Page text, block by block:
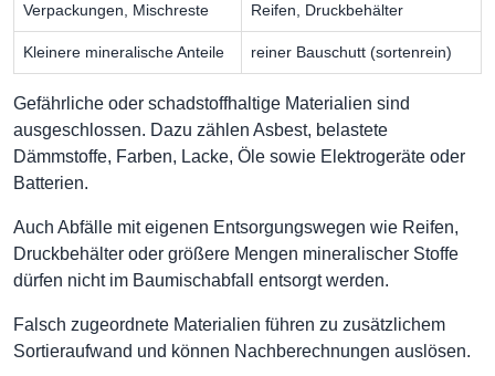
Verpackungen, Mischreste Reifen, Druckbehälter
Kleinere mineralische Anteile reiner Bauschutt (sortenrein)
Gefährliche oder schadstoffhaltige Materialien sind
ausgeschlossen. Dazu zählen Asbest, belastete
Dämmstoffe, Farben, Lacke, Öle sowie Elektrogeräte oder
Batterien.
Auch Abfälle mit eigenen Entsorgungswegen wie Reifen,
Druckbehälter oder größere Mengen mineralischer Stoffe
dürfen nicht im Baumischabfall entsorgt werden.
Falsch zugeordnete Materialien führen zu zusätzlichem
Sortieraufwand und können Nachberechnungen auslösen.